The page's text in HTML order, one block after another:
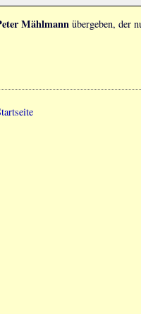
Mählmann übergeben, der